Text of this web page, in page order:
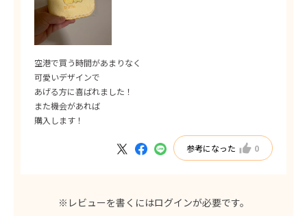
空港で買う時間があまりなく
可愛いデザインで
あげる方に喜ばれました！
また機会があれば
購入します！
参考になった 0
※レビューを書くにはログインが必要です。